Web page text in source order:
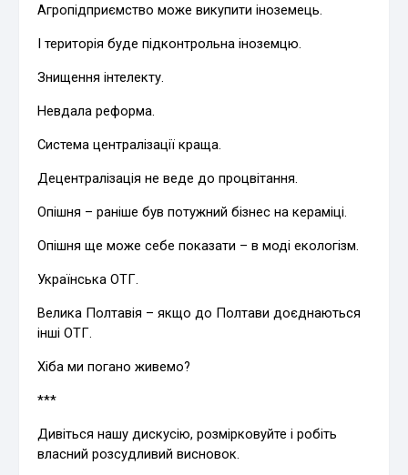
Агропідприємство може викупити іноземець.
І територія буде підконтрольна іноземцю.
Знищення інтелекту.
Невдала реформа.
Система централізації краща.
Децентралізація не веде до процвітання.
Опішня – раніше був потужний бізнес на кераміці.
Опішня ще може себе показати – в моді екологізм.
Українська ОТГ.
Велика Полтавія – якщо до Полтави доєднаються
інші ОТГ.
Хіба ми погано живемо?
***
Дивіться нашу дискусію, розмірковуйте і робіть
власний розсудливий висновок.